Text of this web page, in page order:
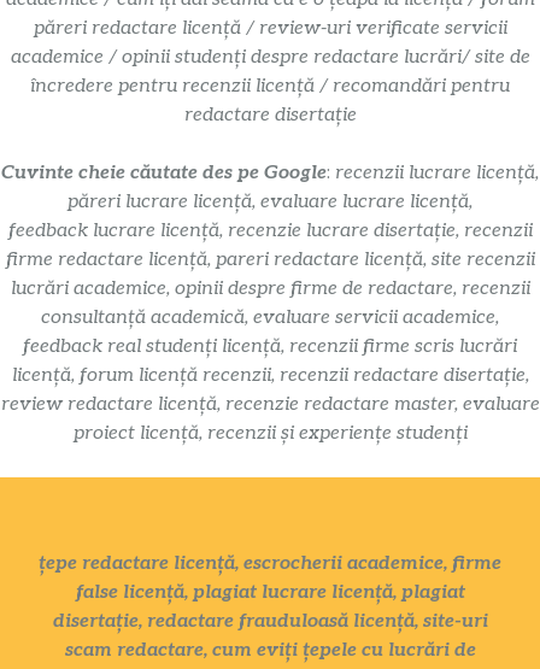
păreri redactare licență / review-uri verificate servicii
academice / opinii studenți despre redactare lucrări/ site de
încredere pentru recenzii licență / recomandări pentru
redactare disertație
Cuvinte cheie căutate des pe Google: recenzii lucrare licență,
păreri lucrare licență, evaluare lucrare licență,
feedback lucrare licență, recenzie lucrare disertație, recenzii
firme redactare licență, pareri redactare licență, site recenzii
lucrări academice, opinii despre firme de redactare, recenzii
consultanță academică, evaluare servicii academice,
feedback real studenți licență, recenzii firme scris lucrări
licență, forum licență recenzii, recenzii redactare disertație,
review redactare licență, recenzie redactare master, evaluare
proiect licență, recenzii și experiențe studenți
țepe redactare licență, escrocherii academice, firme
false licență, plagiat lucrare licență, plagiat
disertație, redactare frauduloasă licență, site-uri
scam redactare, cum eviți țepele cu lucrări de